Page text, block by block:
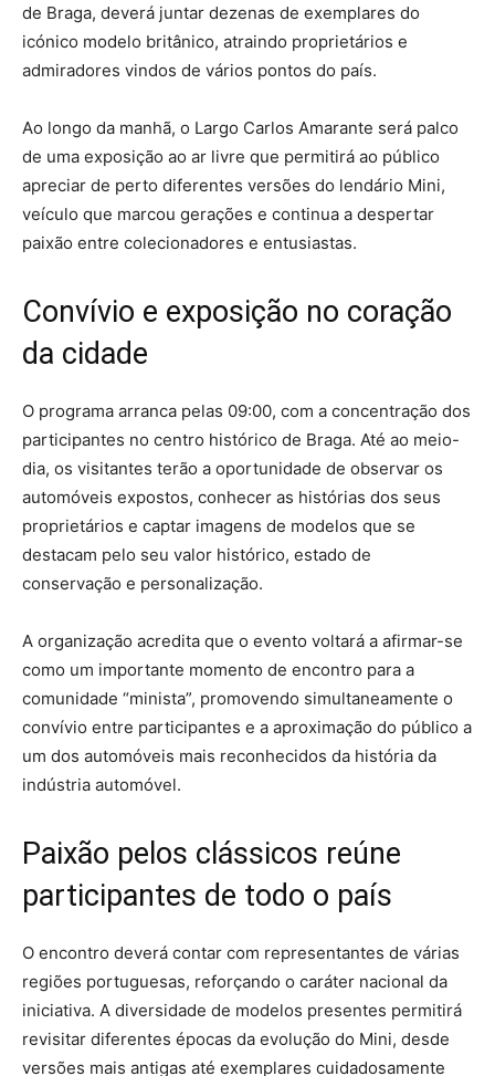
de Braga, deverá juntar dezenas de exemplares do
icónico modelo britânico, atraindo proprietários e
admiradores vindos de vários pontos do país.
Ao longo da manhã, o Largo Carlos Amarante será palco
de uma exposição ao ar livre que permitirá ao público
apreciar de perto diferentes versões do lendário Mini,
veículo que marcou gerações e continua a despertar
paixão entre colecionadores e entusiastas.
Convívio e exposição no coração
da cidade
O programa arranca pelas 09:00, com a concentração dos
participantes no centro histórico de Braga. Até ao meio-
dia, os visitantes terão a oportunidade de observar os
automóveis expostos, conhecer as histórias dos seus
proprietários e captar imagens de modelos que se
destacam pelo seu valor histórico, estado de
conservação e personalização.
A organização acredita que o evento voltará a afirmar-se
como um importante momento de encontro para a
comunidade “minista”, promovendo simultaneamente o
convívio entre participantes e a aproximação do público a
um dos automóveis mais reconhecidos da história da
indústria automóvel.
Paixão pelos clássicos reúne
participantes de todo o país
O encontro deverá contar com representantes de várias
regiões portuguesas, reforçando o caráter nacional da
iniciativa. A diversidade de modelos presentes permitirá
revisitar diferentes épocas da evolução do Mini, desde
versões mais antigas até exemplares cuidadosamente